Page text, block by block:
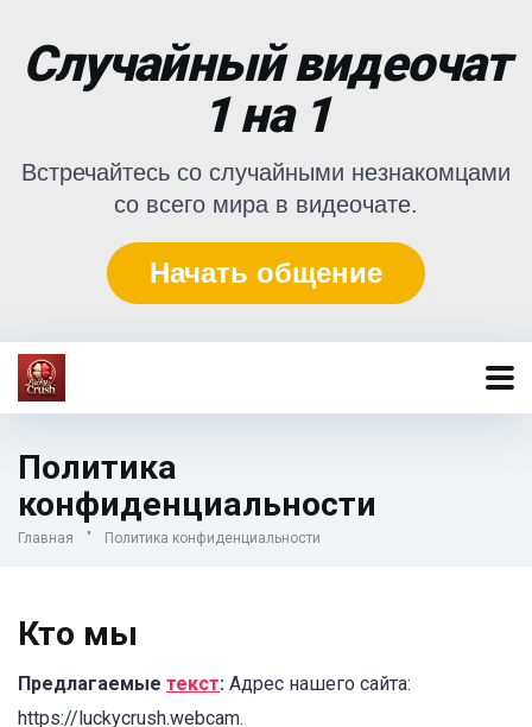
Случайный видеочат
1 на 1
Встречайтесь со случайными незнакомцами
со всего мира в видеочате.
Начать общение
Политика
конфиденциальности
Главная " Политика конфиденциальности
Кто мы
Предлагаемые текст: Адрес нашего сайта:
https://luckycrush.webcam.